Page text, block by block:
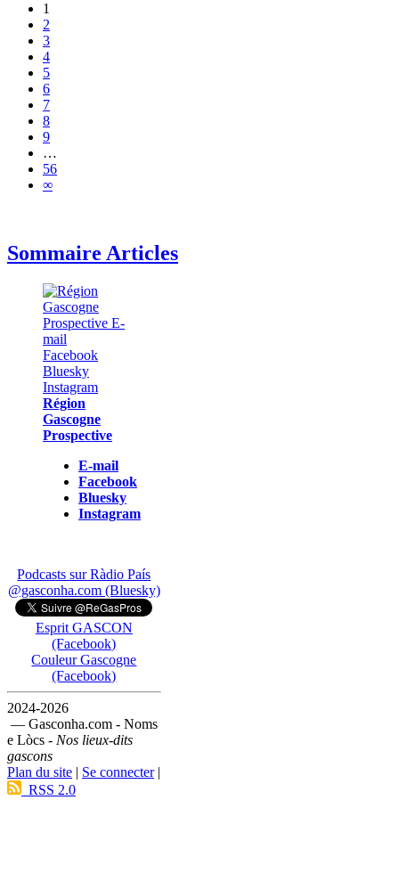
1
2
3
4
5
6
7
8
9
…
56
∞
Sommaire Articles
Région
Gascogne
Prospective
E-mail
Facebook
Bluesky
Instagram
Podcasts sur Ràdio País
@gasconha.com (Bluesky)
Esprit GASCON
(Facebook)
Couleur Gascogne
(Facebook)
2024-2026
— Gasconha.com - Noms
e Lòcs - Nos lieux-dits
gascons
Plan du site | Se connecter|
RSS 2.0